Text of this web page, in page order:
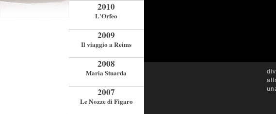
2010
L'Orfeo
2009
Il viaggio a Reims
2008
Maria Stuarda
2007
Le Nozze di Figaro